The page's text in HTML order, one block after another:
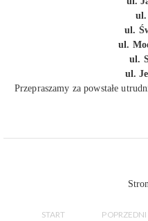
ul.
ul.
ul.
ul.
ul.
Przepraszamy za powstałe
START